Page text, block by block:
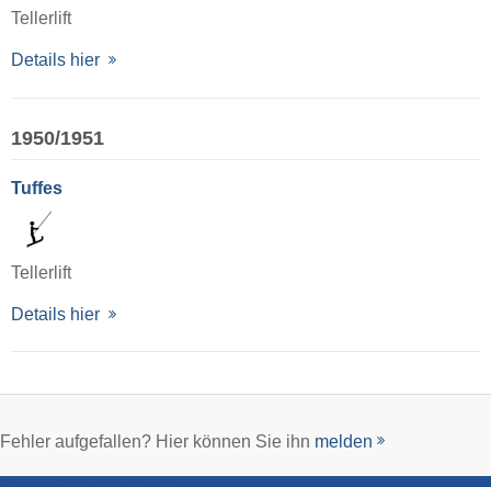
Tellerlift
Details hier
1950/1951
Tuffes
Tellerlift
Details hier
Fehler aufgefallen? Hier können Sie ihn melden